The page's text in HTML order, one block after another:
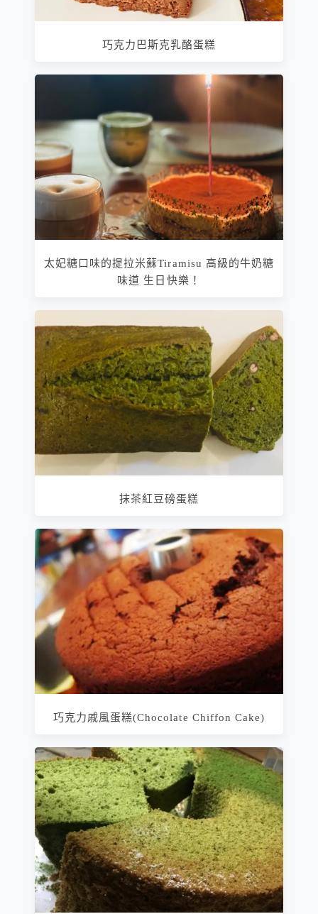
巧克力巴斯克乳酪蛋糕
太妃糖口味的提拉米蘇Tiramisu 高級的牛奶糖
味道 生日快樂！
抹茶紅豆磅蛋糕
巧克力戚風蛋糕(Chocolate Chiffon Cake)